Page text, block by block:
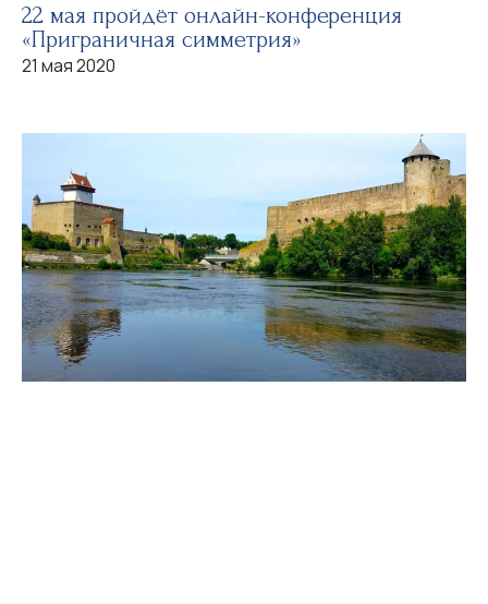
22 мая пройдёт онлайн-конференция
«Приграничная симметрия»
21 мая 2020